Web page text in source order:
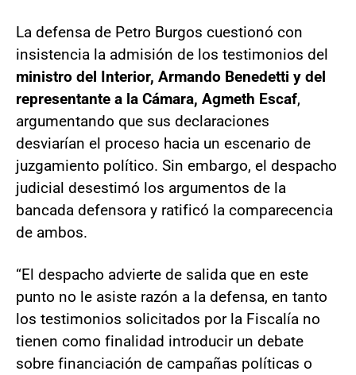
La defensa de Petro Burgos cuestionó con
insistencia la admisión de los testimonios del
ministro del Interior, Armando Benedetti y del
representante a la Cámara, Agmeth Escaf,
argumentando que sus declaraciones
desviarían el proceso hacia un escenario de
juzgamiento político. Sin embargo, el despacho
judicial desestimó los argumentos de la
bancada defensora y ratificó la comparecencia
de ambos.
“El despacho advierte de salida que en este
punto no le asiste razón a la defensa, en tanto
los testimonios solicitados por la Fiscalía no
tienen como finalidad introducir un debate
sobre financiación de campañas políticas o